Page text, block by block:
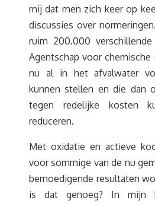
mij dat men zich keer op
discussies over
ruim 200.000
Agentschap voor chemische
nu al in het afvalwater
kunnen stellen en die dan
tegen redelijke kosten
reduceren.
Met oxidatie en actieve
voor sommige van de nu
bemoedigende resultaten
is dat genoeg? In mijn